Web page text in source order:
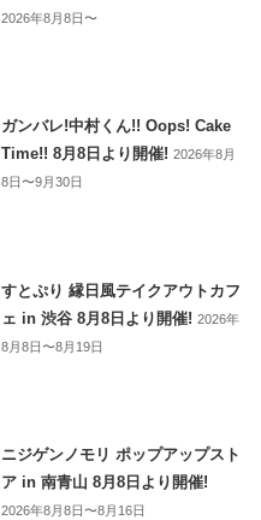
2026年8月8日〜
ガンバレ!中村くん!! Oops! Cake
Time!! 8月8日より開催!2026年8月
8日〜9月30日
すとぷり 縁日風テイクアウトカフ
ェ in 渋谷 8月8日より開催!2026年
8月8日〜8月19日
ニジゲンノモリ ポップアップスト
ア in 南青山 8月8日より開催!
2026年8月8日〜8月16日